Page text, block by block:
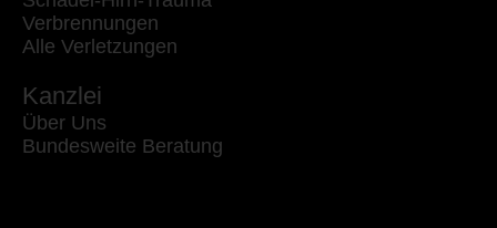
Verbrennungen
Alle Verletzungen
Kanzlei
Über Uns
Bundesweite Beratung